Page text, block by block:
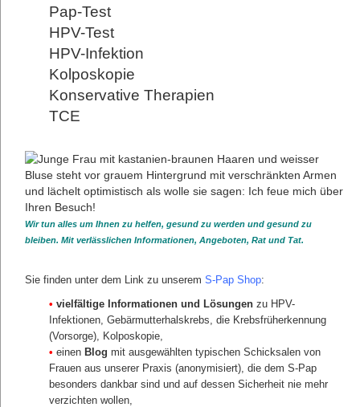
Vorsorge Brustkrebs
Vorsorge Gebärmutterhalskrebs
S-Pap Vorsorge
Pap-Test
HPV-Test
HPV-Infektion
Kolposkopie
Konservative Therapien
TCE
Wir tun alles um Ihnen zu helfen, gesund zu werden und gesund zu
bleiben. Mit verlässlichen Informationen, Angeboten, Rat und Tat.
Sie finden unter dem Link zu unserem S-Pap Shop:
• vielfältige Informationen und Lösungen zu HPV-
Infektionen, Gebärmutterhalskrebs, die Krebsfrüherkennung
(Vorsorge), Kolposkopie,
• einen Blog mit ausgewählten typischen Schicksalen von
Frauen aus unserer Praxis (anonymisiert), die dem S-Pap
besonders dankbar sind und auf dessen Sicherheit nie mehr
verzichten wollen,